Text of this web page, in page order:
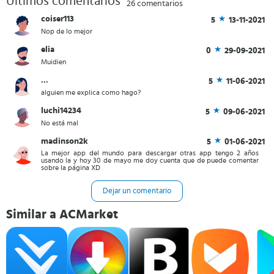
26 comentarios
coiser113
5 13-11-2021
Nop de lo mejor
elia 0 29-09-2021
Muidien
... 5 11-06-2021
alguien me explica como hago?
luchi14234 5 09-06-2021
No está mal
madinson2k 5 01-06-2021
La mejor app del mundo para descargar otras app tengo 2 años
usando la y hoy 30 de mayo me doy cuenta que de puede comentar
sobre la página XD
Dejar un comentario
Similar a ACMarket